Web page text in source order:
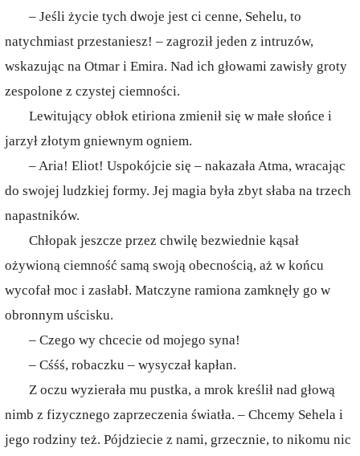
– Jeśli życie tych dwoje jest ci cenne, Sehelu, to
natychmiast przestaniesz! – zagroził jeden z intruzów,
wskazując na Otmar i Emira. Nad ich głowami zawisły groty
zespolone z czystej ciemności.
Lewitujący obłok etiriona zmienił się w małe słońce i
jarzył złotym gniewnym ogniem.
– Aria! Eliot! Uspokójcie się – nakazała Atma, wracając
do swojej ludzkiej formy. Jej magia była zbyt słaba na trzech
napastników.
Chłopak jeszcze przez chwilę bezwiednie kąsał
ożywioną ciemność samą swoją obecnością, aż w końcu
wycofał moc i zasłabł. Matczyne ramiona zamknęły go w
obronnym uścisku.
– Czego wy chcecie od mojego syna!
– Cśśś, robaczku – wysyczał kapłan.
Z oczu wyzierała mu pustka, a mrok kreślił nad głową
nimb z fizycznego zaprzeczenia światła. – Chcemy Sehela i
jego rodziny też. Pójdziecie z nami, grzecznie, to nikomu nic